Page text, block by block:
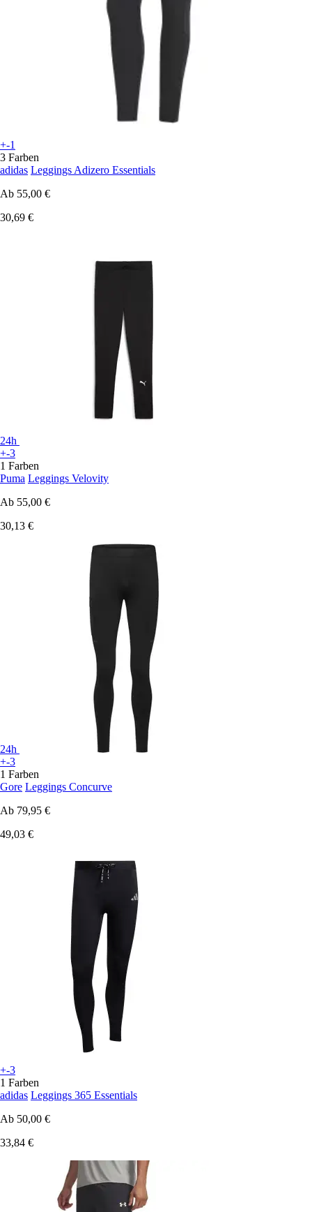
+-1
3 Farben
adidas Leggings Adizero Essentials
Ab 55,00 €
30,69 €
24h
+-3
1 Farben
Puma Leggings Velovity
Ab 55,00 €
30,13 €
24h
+-3
1 Farben
Gore Leggings Concurve
Ab 79,95 €
49,03 €
+-3
1 Farben
adidas Leggings 365 Essentials
Ab 50,00 €
33,84 €